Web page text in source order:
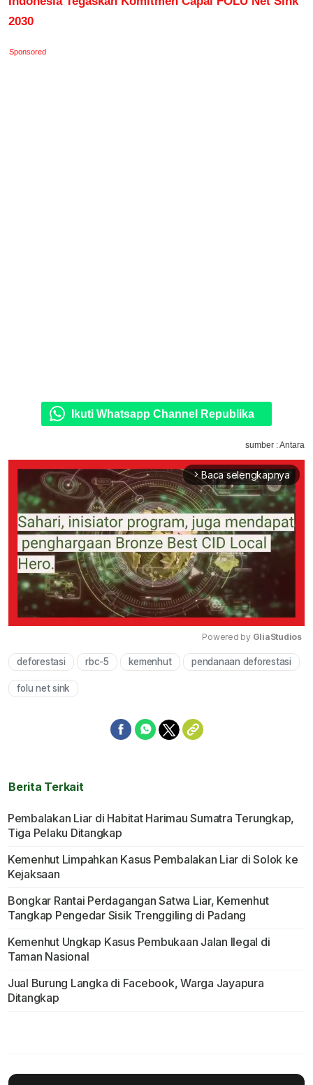
2030
Sponsored
Ikuti Whatsapp Channel Republika
sumber : Antara
arrow_forward_ios Baca selengkapnya
Mute
Powered by GliaStudios
deforestasi rbc-5 kemenhut pendanaan deforestasi
folu net sink
Berita Terkait
Pembalakan Liar di Habitat Harimau Sumatra Terungkap,
Tiga Pelaku Ditangkap
Kemenhut Limpahkan Kasus Pembalakan Liar di Solok ke
Kejaksaan
Bongkar Rantai Perdagangan Satwa Liar, Kemenhut
Tangkap Pengedar Sisik Trenggiling di Padang
Kemenhut Ungkap Kasus Pembukaan Jalan Ilegal di
Taman Nasional
Jual Burung Langka di Facebook, Warga Jayapura
Ditangkap